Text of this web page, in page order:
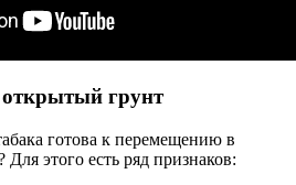
грунт
готова к перемещению в
этого есть ряд признаков: